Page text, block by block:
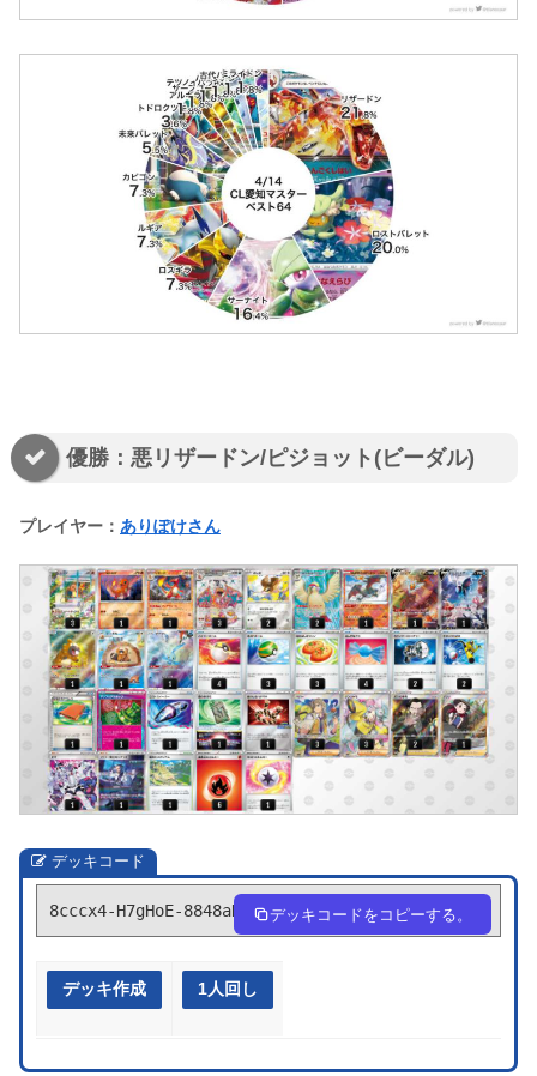
優勝：悪リザードン/ピジョット(ビーダル)
プレイヤー： ありぽけさん
デッキコード
8cccx4-H7gHoE-8848aD デッキコードをコピーする。
デッキ作成 1人回し